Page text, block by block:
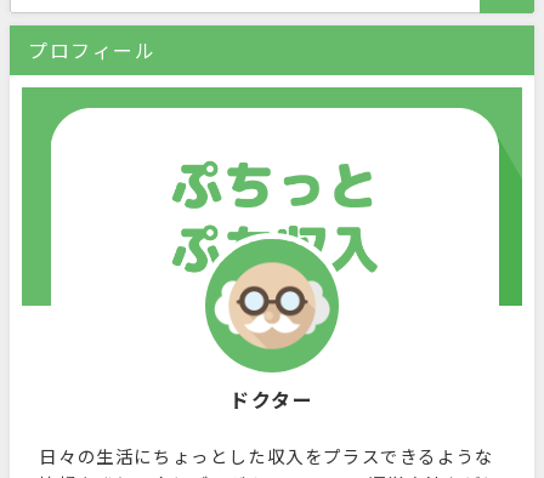
プロフィール
ドクター
日々の生活にちょっとした収入をプラスできるような